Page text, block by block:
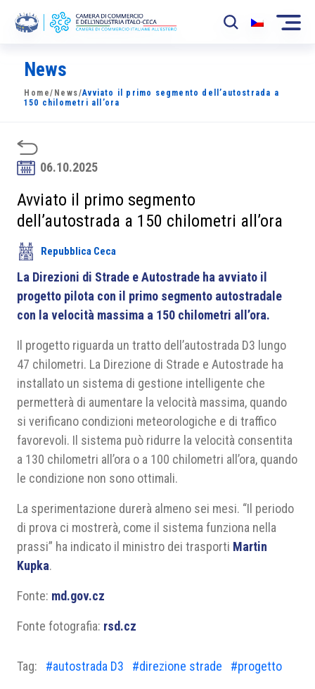
La Camera
News
Sviluppo Mercato
Soci
Partner
Progetti
Area riservata
News
Home/ News/Avviato il primo segmento dell’autostrada a
150 chilometri all’ora
06.10.2025
Avviato il primo segmento
dell’autostrada a 150 chilometri all’ora
Repubblica Ceca
La Direzioni di Strade e Autostrade ha avviato il
progetto pilota con il primo segmento autostradale
con la velocità massima a 150 chilometri all’ora.
Il progetto riguarda un tratto dell’autostrada D3 lungo
47 chilometri. La Direzione di Strade e Autostrade ha
installato un sistema di gestione intelligente che
permetterà di aumentare la velocità massima, quando
si verificano condizioni meteorologiche e di traffico
favorevoli. Il sistema può ridurre la velocità consentita
a 130 chilometri all’ora o a 100 chilometri all’ora, quando
le condizione non sono ottimali.
La sperimentazione durerà almeno sei mesi. “Il periodo
di prova ci mostrerà, come il sistema funziona nella
prassi” ha indicato il ministro dei trasporti Martin
Kupka.
Fonte: md.gov.cz
Fonte fotografia: rsd.cz
Tag: #autostrada D3 #direzione strade #progetto